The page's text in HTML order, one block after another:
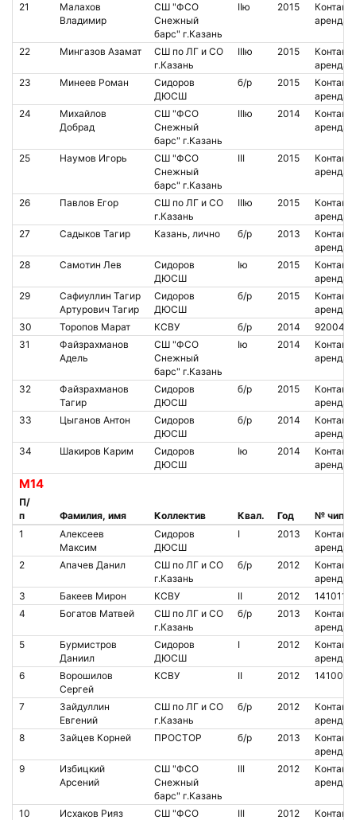
21
Малахов
Владимир
СШ "ФСО
Снежный
барс" г.Казань
IIю 2015
Контакт.
аренда
22 Мингазов Азамат
СШ по ЛГ и СО
г.Казань
IIIю 2015
Контакт.
аренда
23
Минеев Роман
Сидоров
ДЮСШ
б/р 2015
Контакт.
аренда
24
Михайлов
Добрад
СШ "ФСО
Снежный
барс" г.Казань
IIIю 2014
Контакт.
аренда
25 Наумов Игорь
СШ "ФСО
Снежный
барс" г.Казань
III 2015
Контакт.
аренда
26 Павлов Егор
СШ по ЛГ и СО
г.Казань
IIIю 2015
Контакт.
аренда
27
Садыков Тагир Казань, лично б/р 2013
Контакт.
аренда
28
Самотин Лев
Сидоров
ДЮСШ
Iю 2015
Контакт.
аренда
29
Сафиуллин Тагир
Артурович Тагир
Сидоров
ДЮСШ
б/р 2015
Контакт.
аренда
30
Торопов Марат КСВУ б/р 2014
9200424
31
Файзрахманов
Адель
СШ "ФСО
Снежный
барс" г.Казань
Iю 2014
Контакт.
аренда
32
Файзрахманов
Тагир
Сидоров
ДЮСШ
б/р 2015
Контакт.
аренда
33
Цыганов Антон
Сидоров
ДЮСШ
б/р 2014
Контакт.
аренда
34
Шакиров Карим
Сидоров
ДЮСШ
Iю 2014
Контакт.
аренда
М14
П/
п
Фамилия, имя Коллектив Квал. Год
№ чипа
1
Алексеев
Максим
Сидоров
ДЮСШ
I 2013
Контакт.
аренда
2
Апачев Данил
СШ по ЛГ и СО
г.Казань
б/р 2012
Контакт.
аренда
3
Бакеев Мирон КСВУ II 2012
1410119
4
Богатов Матвей
СШ по ЛГ и СО
г.Казань
б/р 2013
Контакт.
аренда
5
Бурмистров
Даниил
Сидоров
ДЮСШ
I 2012
Контакт.
аренда
6
Ворошилов
Сергей
КСВУ II 2012 1410052
7
Зайдуллин
Евгений
СШ по ЛГ и СО
г.Казань
б/р 2012
Контакт.
аренда
8
Зайцев Корней ПРОСТОР б/р 2013
Контакт.
аренда
9
Избицкий
Арсений
СШ "ФСО
Снежный
барс" г.Казань
III 2012
Контакт.
аренда
10 Исхаков Рияз
СШ "ФСО
III 2012
Контакт.